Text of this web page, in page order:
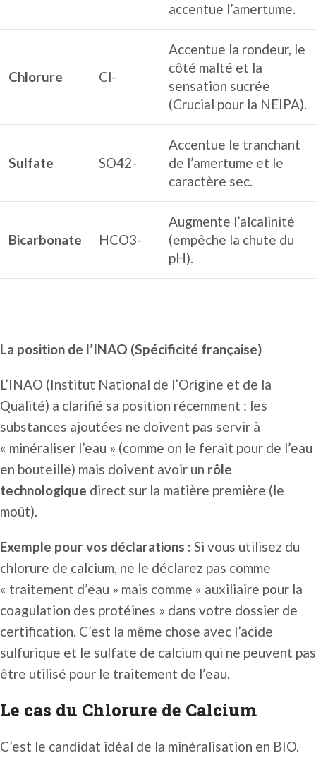
accentue l’amertume.
Chlorure Cl-
Accentue la rondeur, le
côté malté et la
sensation sucrée
(Crucial pour la NEIPA).
Sulfate SO42-
Accentue le tranchant
de l’amertume et le
caractère sec.
Bicarbonate HCO3-
Augmente l’alcalinité
(empêche la chute du
pH).
La position de l’INAO (Spécificité française)
L’INAO (Institut National de l’Origine et de la
Qualité) a clarifié sa position récemment : les
substances ajoutées ne doivent pas servir à
« minéraliser l’eau » (comme on le ferait pour de l’eau
en bouteille) mais doivent avoir un rôle
technologique direct sur la matière première (le
moût).
Exemple pour vos déclarations : Si vous utilisez du
chlorure de calcium, ne le déclarez pas comme
« traitement d’eau » mais comme « auxiliaire pour la
coagulation des protéines » dans votre dossier de
certification. C’est la même chose avec l’acide
sulfurique et le sulfate de calcium qui ne peuvent pas
être utilisé pour le traitement de l’eau.
Le cas du Chlorure de Calcium
C’est le candidat idéal de la minéralisation en BIO.